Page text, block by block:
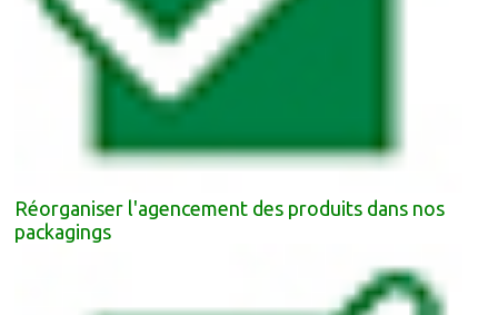
Réorganiser l'agencement des produits dans nos
packagings